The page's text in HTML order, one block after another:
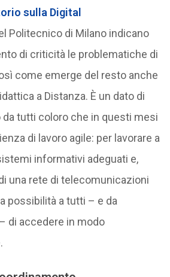
sulla Digital
Politecnico di Milano indicano
di criticità le problematiche di
come emerge del resto anche
a Distanza. È un dato di
tutti coloro che in questi mesi
di lavoro agile: per lavorare a
informativi adeguati e,
una rete di telecomunicazioni
possibilità a tutti – e da
di accedere in modo